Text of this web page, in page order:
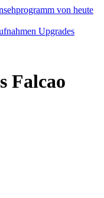
Upgrades
Falcao